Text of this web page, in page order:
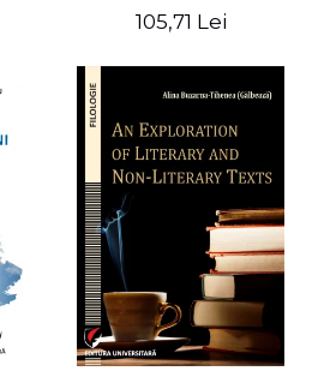
Russian – German
105,71 Lei